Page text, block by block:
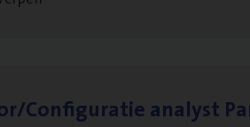
​Configuratie ana­lyst